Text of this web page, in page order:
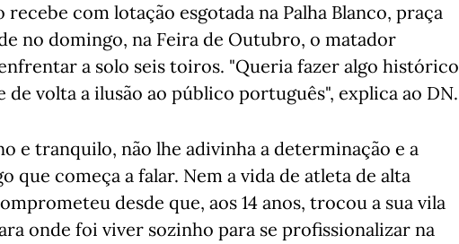
com lotação esgotada na Palha Blanco, praça
no domingo, na Feira de Outubro, o matador
a solo seis toiros. "Queria fazer algo histórico
volta a ilusão ao público português", explica ao DN.
e tranquilo, não lhe adivinha a determinação e a
que começa a falar. Nem a vida de atleta de alta
desde que, aos 14 anos, trocou a sua vila
onde foi viver sozinho para se profissionalizar na